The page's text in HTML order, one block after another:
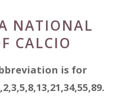
NATIONAL
CALCIO
is for